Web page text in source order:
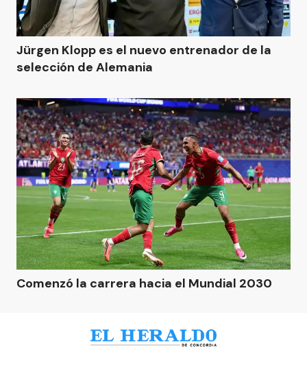
Jürgen Klopp es el nuevo entrenador de la
selección de Alemania
Comenzó la carrera hacia el Mundial 2030